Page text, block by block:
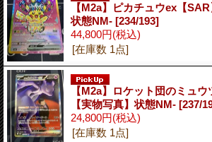
【M2a】ピカチュウex【SAR
状態NM- [234/193]
44,800円(税込)
[在庫数 1点]
【M2a】ロケット団のミュウ
【実物写真】状態NM- [237/
24,800円(税込)
[在庫数 1点]